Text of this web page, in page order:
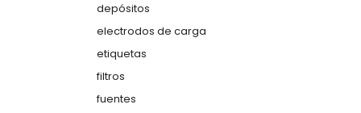
depósitos
electrodos de carga
etiquetas
filtros
fuentes